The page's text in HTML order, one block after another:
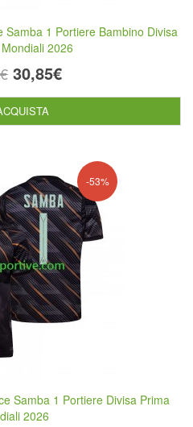
1 Portiere Bambino Divisa
2026
30,85€
-53%
Samba 1 Portiere Divisa Prima
2026